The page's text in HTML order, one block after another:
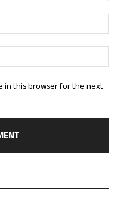
in this browser for the next